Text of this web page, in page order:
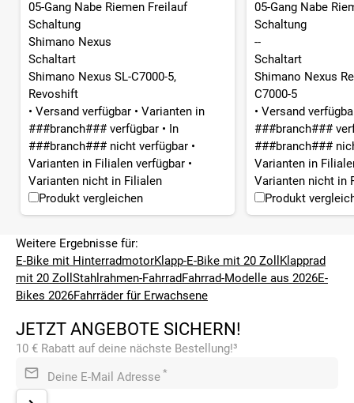
05-Gang Nabe Riemen Freilauf
Schaltung
Shimano Nexus
Schaltart
Shimano Nexus SL-C7000-5,
Revoshift
• Versand verfügbar • Varianten in
###branch### verfügbar • In
###branch### nicht verfügbar •
Varianten in Filialen verfügbar •
Varianten nicht in Filialen
Produkt vergleichen
05-Gang Nabe
Schaltung
--
Schaltart
Shimano Nexus
C7000-5
• Versand
###branch###
###branch###
Varianten in
Varianten nicht in
Produkt
Weitere Ergebnisse für:
E-Bike mit HinterradmotorKlapp-E-Bike mit 20 Zoll Klapprad
mit 20 Zoll Stahlrahmen-FahrradFahrrad-Modelle aus 2026E-
Bikes 2026Fahrräder für Erwachsene
JETZT ANGEBOTE SICHERN!
10 € Rabatt auf deine nächste Bestellung!³
Deine E-Mail Adresse *